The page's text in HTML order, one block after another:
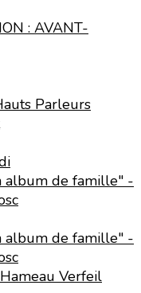
: AVANT-
Parleurs
album de famille" -
album de famille" -
Verfeil